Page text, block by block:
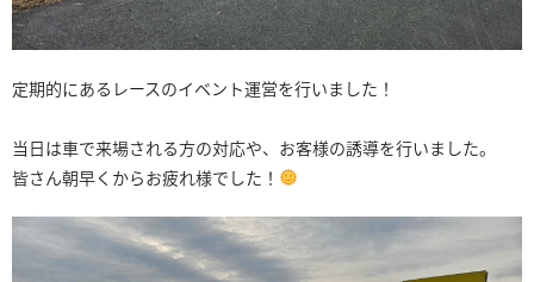
定期的にあるレースのイベント運営を行いました！
当日は車で来場される方の対応や、お客様の誘導を行いました。
皆さん朝早くからお疲れ様でした！